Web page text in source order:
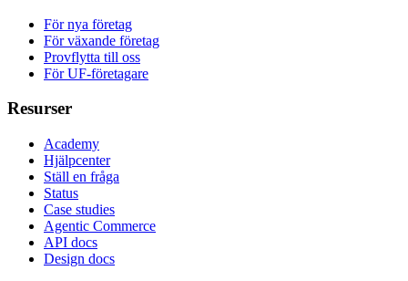
För nya företag
För växande företag
Provflytta till oss
För UF-företagare
Resurser
Academy
Hjälpcenter
Ställ en fråga
Status
Case studies
Agentic Commerce
API docs
Design docs